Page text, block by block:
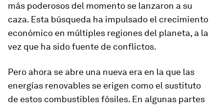
más poderosos del momento se lanzaron a su
caza. Esta búsqueda ha impulsado el crecimiento
económico en múltiples regiones del planeta, a la
vez que ha sido fuente de conflictos.
Pero ahora se abre una nueva era en la que las
energías renovables se erigen como el sustituto
de estos combustibles fósiles. En algunas partes